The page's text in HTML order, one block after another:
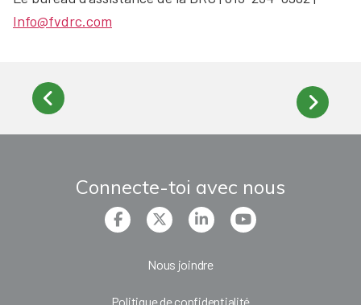
Info@fvdrc.com
Connecte-toi avec nous
Nous joindre
Politique de confidentialité